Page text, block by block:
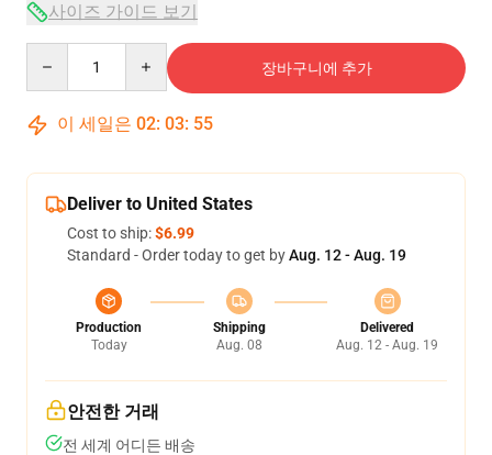
사이즈 가이드 보기
장바구니에 추가
이 세일은 02: 03: 54
Deliver to United States
Cost to ship:$6.99
Standard - Order today to get byAug. 12 - Aug. 19
Production
Today
Shipping
Aug. 08
Delivered
Aug. 12 - Aug. 19
안전한 거래
전 세계 어디든 배송